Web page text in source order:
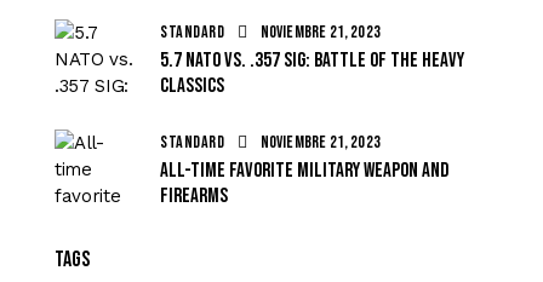
STANDARD noviembre 21, 2023
5.7 NATO vs. .357 SIG: battle of the heavy
classics
STANDARD noviembre 21, 2023
All-time favorite military weapon and
firearms
Tags